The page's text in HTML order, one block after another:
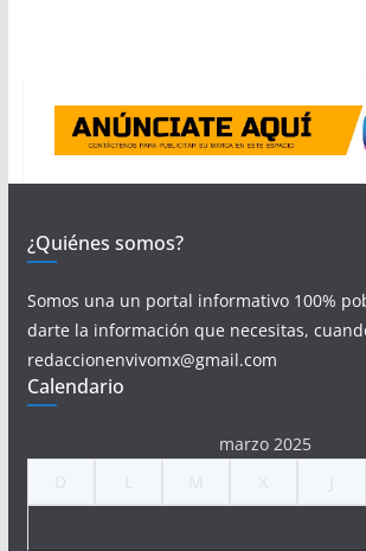
¿Quiénes somos?
Somos una un portal informativo 100%
darte la información que necesitas,
redaccionenvivomx@gmail.com
Calendario
marzo 2025